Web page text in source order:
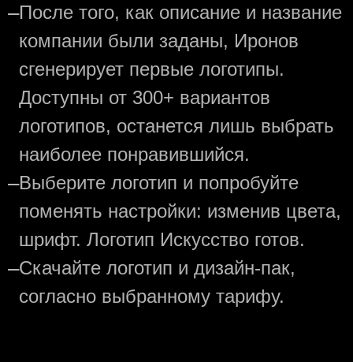
—После того, как описание и название
компании были заданы, Иронов
сгенерирует первые логотипы.
Доступны от 300+ вариантов
логотипов, останется лишь выбрать
наиболее понравившийся.
—Выберите логотип и попробуйте
поменять настройки: изменив цвета,
шрифт. Логотип Искусство готов.
—Скачайте логотип и дизайн-пак,
согласно выбранному тарифу.